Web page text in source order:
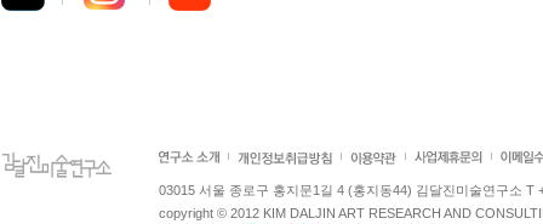
03015 서울 종로구 홍지문1길 4 (홍지동44) 김달진미술연구소 T
copyright © 2012 KIM DALJIN ART RESEARCH AND